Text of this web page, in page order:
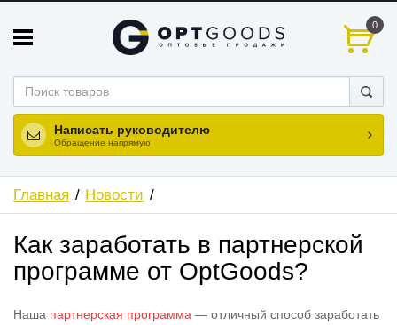
0
Написать руководителю
Обращение напрямую
Главная Новости
Как заработать в партнерской
программе от OptGoods?
Наша партнерская программа — отличный способ заработать